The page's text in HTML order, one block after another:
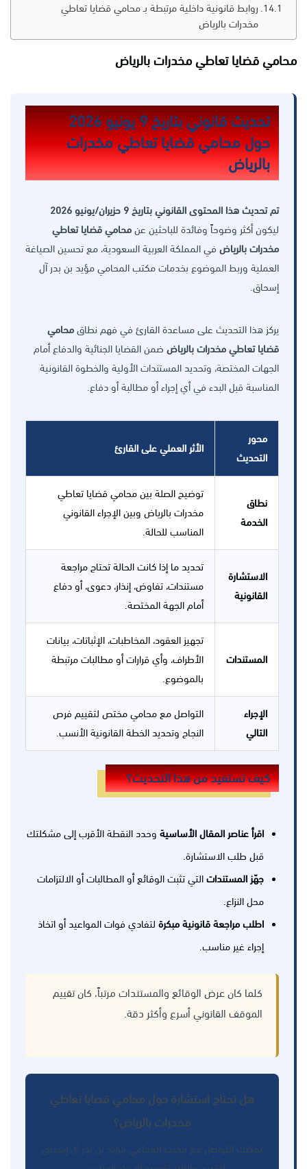
روابط قانونية داخلية مرتبطة بـ محامي قضايا تعاطي
مخدرات بالرياض
محامي قضايا تعاطي مخدرات بالرياض
تحديث قانوني بتاريخ 9 يونيو 2026
حول محامي قضايا تعاطي مخدرات
بالرياض
تم تحديث هذا المحتوى القانوني بتاريخ 9 حزيران/يونيو 2026
ليكون أكثر وضوحاً وفائدة للباحثين عنمحامي قضايا تعاطي
مخدرات بالرياض في المملكة العربية السعودية، مع تحسين الصياغة
العملية وربط الموضوع بخدمات مكتب المحامي مؤيد بن بدر آل
إسحاق.
يركز هذا التحديث على مساعدة القارئ في فهم نطاقمحامي
قضايا تعاطي مخدرات بالرياض ضمن القضايا الجنائية والدفاع أمام
الجهات المختصة، وتحديد المستندات الأولية والخطوة القانونية
المناسبة قبل البدء في أي إجراء أو مطالبة أو دفاع.
محور
التحديث
الأثر العملي على القارئ
نطاق
الخدمة
توضيح الصلة بين محامي قضايا تعاطي
مخدرات بالرياض وبين الإجراء القانوني
المناسب للحالة.
الاستشارة
القانونية
تحديد ما إذا كانت الحالة تحتاج مراجعة
مستندات، تفاوض، إنذار، دعوى، أو دفاع
أمام الجهة المختصة.
المستندات
تجهيز العقود، المخاطبات، الإثباتات، بيانات
الأطراف، وأي قرارات أو مطالبات مرتبطة
بالموضوع.
الإجراء
التالي
التواصل مع محامي مختص لتقييم فرص
النجاح وتحديد الخطة القانونية الأنسب.
كيف تستفيد من هذا التحديث؟
اقرأ عناصر المقال الأساسية وحدد النقطة الأقرب إلى مشكلتك
قبل طلب الاستشارة.
جهّز المستنداتالتي تثبت الوقائع أو المطالبات أو الالتزامات
محل النزاع.
اطلب مراجعة قانونية مبكرة لتفادي فوات المواعيد أو اتخاذ
إجراء غير مناسب.
كلما كان عرض الوقائع والمستندات مرتباً، كان تقييم
الموقف القانوني أسرع وأكثر دقة.
هل تحتاج استشارة حول محامي قضايا تعاطي
مخدرات بالرياض؟
يمكنك التواصل مع مكتب المحامي مؤيد بن بدر آل إسحاق